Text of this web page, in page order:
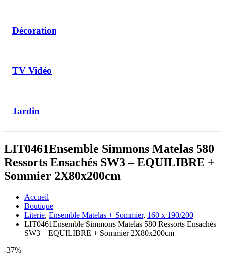
Décoration
TV Vidéo
Jardin
LIT0461Ensemble Simmons Matelas 580
Ressorts Ensachés SW3 – EQUILIBRE +
Sommier 2X80x200cm
Accueil
Boutique
Literie, Ensemble Matelas + Sommier, 160 x 190/200
LIT0461Ensemble Simmons Matelas 580 Ressorts Ensachés
SW3 – EQUILIBRE + Sommier 2X80x200cm
-37%